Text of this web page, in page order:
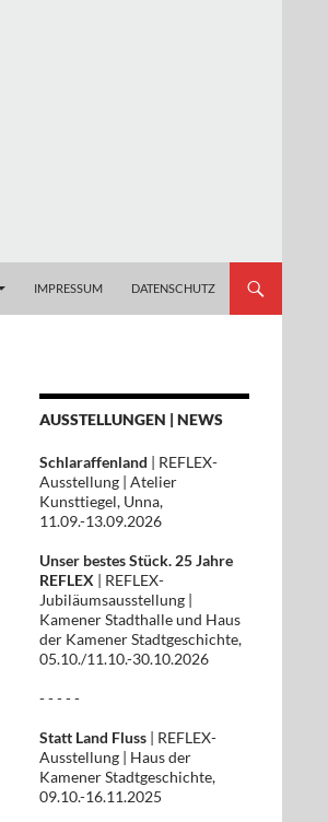
IMPRESSUM DATENSCHUTZ
AUSSTELLUNGEN | NEWS
Schlaraffenland | REFLEX-
Ausstellung | Atelier
Kunsttiegel, Unna,
11.09.-13.09.2026
Unser bestes Stück. 25 Jahre
REFLEX | REFLEX-
Jubiläumsausstellung |
Kamener Stadthalle und Haus
der Kamener Stadtgeschichte,
05.10./11.10.-30.10.2026
- - - - -
Statt Land Fluss | REFLEX-
Ausstellung | Haus der
Kamener Stadtgeschichte,
09.10.-16.11.2025